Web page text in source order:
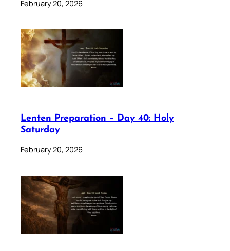
February 20, 2026
Lenten Preparation – Day 40: Holy
Saturday
February 20, 2026